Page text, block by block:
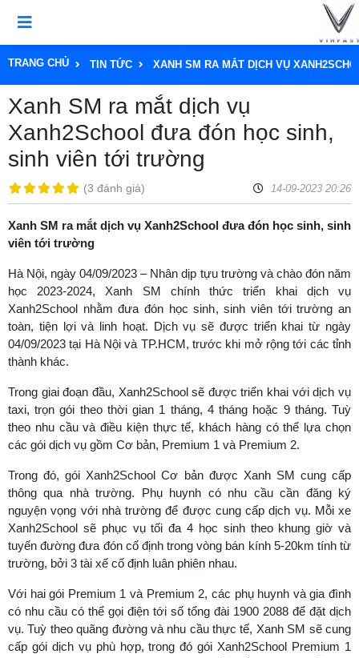
TRANG CHỦ TIN TỨC XANH SM RA MẮT DỊCH VỤ
Xanh SM ra mắt dịch vụ
Xanh2School đưa đón học sinh,
sinh viên tới trường
(3 đánh giá) 14-09-2023 20:26
Xanh SM ra mắt dịch vụ Xanh2School đưa đón học sinh, sinh
viên tới trường
Hà Nội, ngày 04/09/2023 – Nhân dịp tựu trường và chào đón năm
học 2023-2024, Xanh SM chính thức triển khai dịch vụ
Xanh2School nhằm đưa đón học sinh, sinh viên tới trường an
toàn, tiện lợi và linh hoạt. Dịch vụ sẽ được triển khai từ ngày
04/09/2023 tại Hà Nội và TP.HCM, trước khi mở rộng tới các tỉnh
thành khác.
Trong giai đoạn đầu, Xanh2School sẽ được triển khai với dịch vụ
taxi, trọn gói theo thời gian 1 tháng, 4 tháng hoặc 9 tháng. Tuỳ
theo nhu cầu và điều kiện thực tế, khách hàng có thể lựa chọn
các gói dịch vụ gồm Cơ bản, Premium 1 và Premium 2.
Trong đó, gói Xanh2School Cơ bản được Xanh SM cung cấp
thông qua nhà trường. Phụ huynh có nhu cầu cần đăng ký
nguyện vọng với nhà trường để được cung cấp dịch vụ. Mỗi xe
Xanh2School sẽ phục vụ tối đa 4 học sinh theo khung giờ và
tuyến đường đưa đón cố định trong vòng bán kính 5-20km tính từ
trường, bởi 3 tài xế cố định luân phiên nhau.
Với hai gói Premium 1 và Premium 2, các phụ huynh và gia đình
có nhu cầu có thể gọi điện tới số tổng đài 1900 2088 để đặt dịch
vụ. Tuỳ theo quãng đường và nhu cầu thực tế, Xanh SM sẽ cung
cấp gói dịch vụ phù hợp, trong đó gói Xanh2School Premium 1